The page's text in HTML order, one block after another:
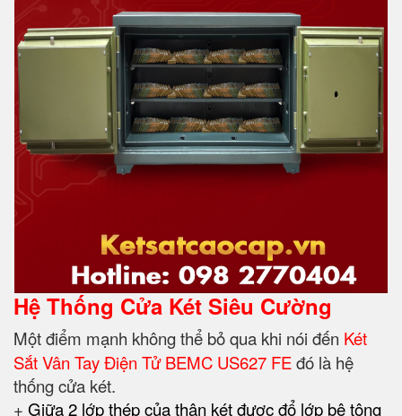
Hệ Thống Cửa Két Siêu Cường
Một điểm mạnh không thể bỏ qua khi nói đến Két
Sắt Vân Tay Điện Tử BEMC US627 FEđó là hệ
thống cửa két.
+ Giữa 2 lớp thép của thân két được đổ lớp bê tông